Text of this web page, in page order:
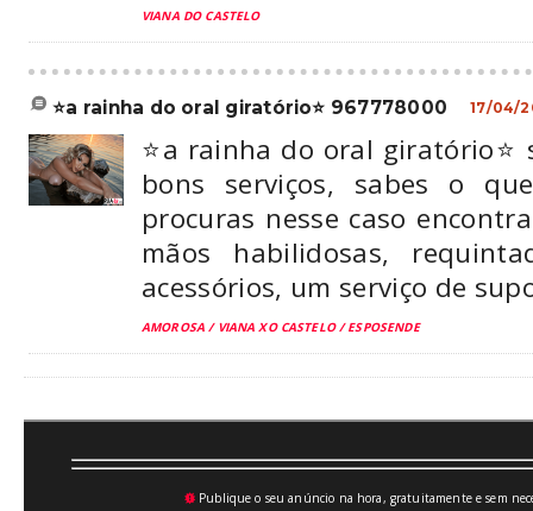
VIANA DO CASTELO
⭐a rainha do oral giratório⭐ 967778000 17/04/
⭐a rainha do oral giratório⭐
bons serviços, sabes o
procuras nesse caso
mãos habilidosas,
acessórios, um serviço de
AMOROSA / VIANA XO CASTELO / ESPOSENDE
💥Publique o seu anúncio na hora, gratuitamente e sem